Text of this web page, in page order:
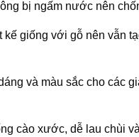
bị ngấm nước nên
kế giống với gỗ nên vẫn
và màu sắc cho các
cào xước, dễ lau chùi